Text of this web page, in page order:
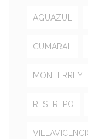
AGUAZUL
CUMARAL
MONTERREY
RESTREPO